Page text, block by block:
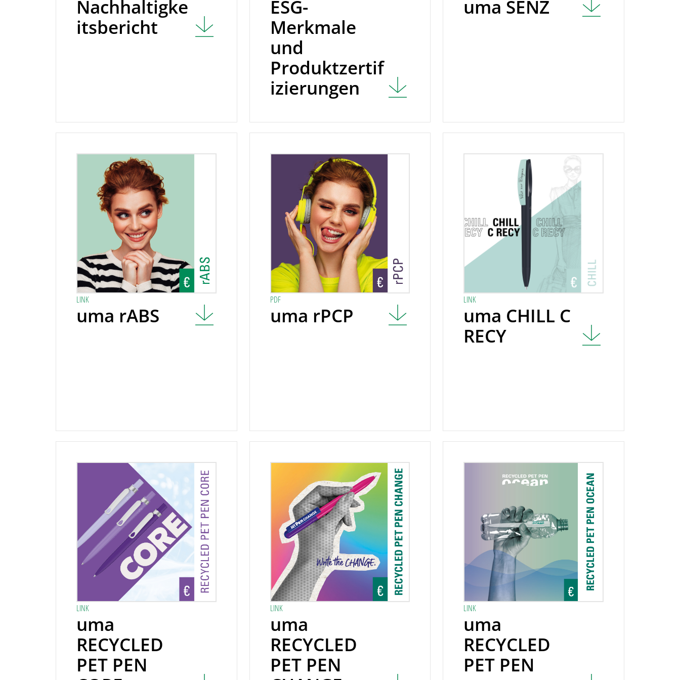
Nachhaltigke
itsbericht
ESG-
Merkmale
und
Produktzertif
izierungen
uma SENZ
LINK
uma rABS
PDF
uma rPCP
LINK
uma CHILL C
RECY
LINK
uma
RECYCLED
PET PEN
LINK
uma
RECYCLED
PET PEN
LINK
uma
RECYCLED
PET PEN